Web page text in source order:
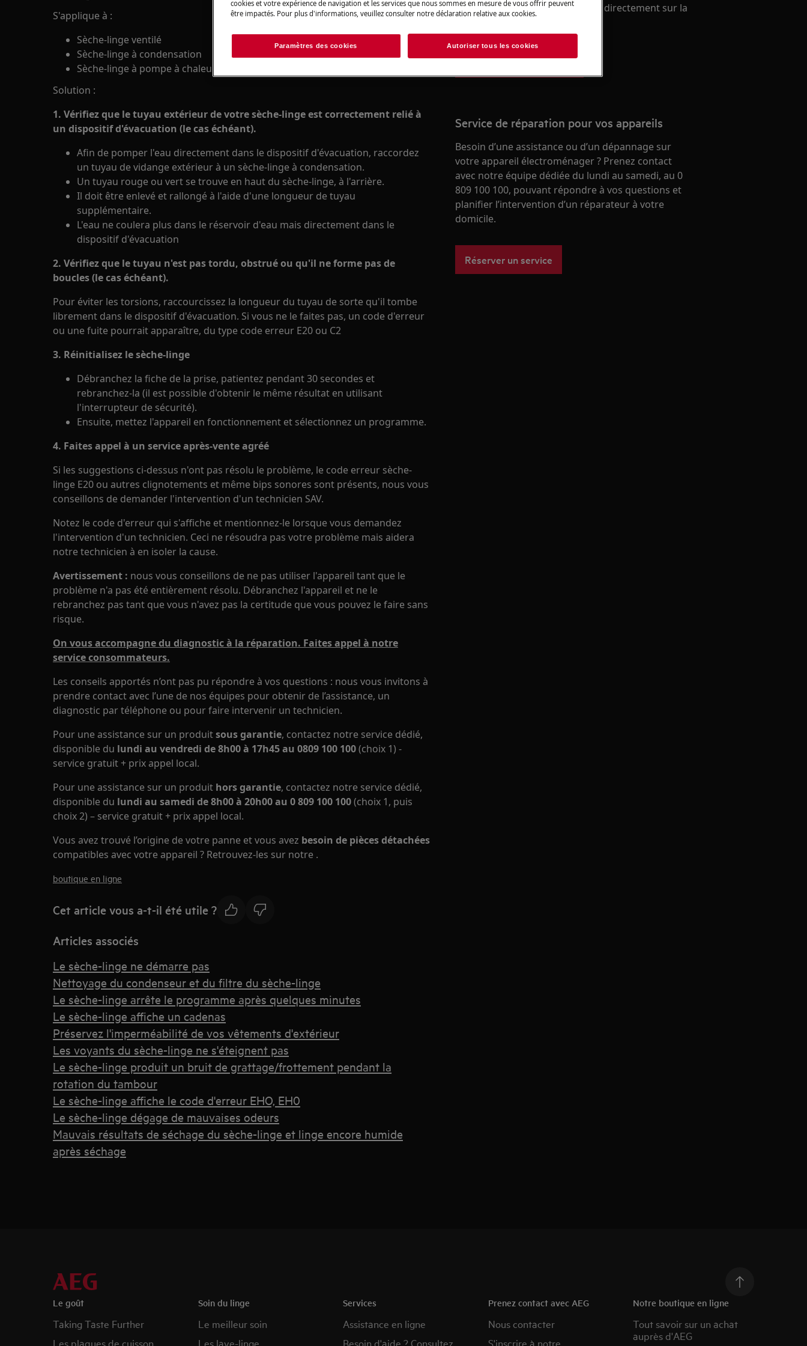
S'applique à :
Sèche-linge ventilé
Sèche-linge à condensation
Sèche-linge à pompe à chaleur
Solution :
1. Vérifiez que le tuyau extérieur de votre sèche-linge est correctement relié à
un dispositif d'évacuation (le cas échéant).
Afin de pomper l'eau directement dans le dispositif d'évacuation, raccordez
un tuyau de vidange extérieur à un sèche-linge à condensation.
Un tuyau rouge ou vert se trouve en haut du sèche-linge, à l'arrière.
Il doit être enlevé et rallongé à l'aide d'une longueur de tuyau
supplémentaire.
L'eau ne coulera plus dans le réservoir d'eau mais directement dans le
dispositif d'évacuation
2. Vérifiez que le tuyau n'est pas tordu, obstrué ou qu'il ne forme pas de
boucles (le cas échéant).
Pour éviter les torsions, raccourcissez la longueur du tuyau de sorte qu'il tombe
librement dans le dispositif d'évacuation. Si vous ne le faites pas, un code d'erreur
ou une fuite pourrait apparaître, du type code erreur E20 ou C2
3. Réinitialisez le sèche-linge
Débranchez la fiche de la prise, patientez pendant 30 secondes et
rebranchez-la (il est possible d'obtenir le même résultat en utilisant
l'interrupteur de sécurité).
Ensuite, mettez l'appareil en fonctionnement et sélectionnez un programme.
4. Faites appel à un service après-vente agréé
Si les suggestions ci-dessus n'ont pas résolu le problème, le code erreur sèche-
linge E20 ou autres clignotements et même bips sonores sont présents, nous vous
conseillons de demander l'intervention d'un technicien SAV.
Notez le code d'erreur qui s'affiche et mentionnez-le lorsque vous demandez
l'intervention d'un technicien. Ceci ne résoudra pas votre problème mais aidera
notre technicien à en isoler la cause.
Avertissement : nous vous conseillons de ne pas utiliser l'appareil tant que le
problème n'a pas été entièrement résolu. Débranchez l'appareil et ne le
rebranchez pas tant que vous n'avez pas la certitude que vous pouvez le faire sans
risque.
On vous accompagne du diagnostic à la réparation. Faites appel à notre
service consommateurs.
Les conseils apportés n’ont pas pu répondre à vos questions : nous vous invitons à
prendre contact avec l’une de nos équipes pour obtenir de l’assistance, un
diagnostic par téléphone ou pour faire intervenir un technicien.
Pour une assistance sur un produitsous garantie, contactez notre service dédié,
disponible du lundi au vendredi de 8h00 à 17h45 au 0809 100 100(choix 1) -
service gratuit + prix appel local.
Pour une assistance sur un produit hors garantie, contactez notre service dédié,
disponible du lundi au samedi de 8h00 à 20h00 au 0 809 100 100(choix 1, puis
choix 2) – service gratuit + prix appel local.
Vous avez trouvé l’origine de votre panne et vous avez besoin de pièces détachées
compatibles avec votre appareil ? Retrouvez-les sur notre .
boutique en ligne
Cet article vous a-t-il été utile ?
Articles associés
Le sèche-linge ne démarre pas
Nettoyage du condenseur et du filtre du sèche-linge
Le sèche-linge arrête le programme après quelques minutes
Le sèche-linge affiche un cadenas
Préservez l'imperméabilité de vos vêtements d'extérieur
Les voyants du sèche-linge ne s'éteignent pas
Le sèche-linge produit un bruit de grattage/frottement pendant la
rotation du tambour
Le sèche-linge affiche le code d'erreur EHO, EH0
Le sèche-linge dégage de mauvaises odeurs
Mauvais résultats de séchage du sèche-linge et linge encore humide
après séchage
besoins, du quotidien. A acheter directement sur la
Vers la boutique en ligne
Service de réparation pour vos appareils
Besoin d’une assistance ou d’un dépannage sur
votre appareil électroménager ? Prenez contact
avec notre équipe dédiée du lundi au samedi, au 0
809 100 100, pouvant répondre à vos questions et
planifier l’intervention d’un réparateur à votre
domicile.
Réserver un service
Le goût
Taking Taste Further
Les plaques de cuisson
Soin du linge
Le meilleur soin
Les lave-linge
Services
Assistance en ligne
Besoin d'aide ? Consultez
Prenez contact avec AEG
Nous contacter
S'inscrire à notre
Notre boutique en ligne
Tout savoir sur un achat
auprès d'AEG
cookies et votre expérience de navigation et les services que nous sommes en mesure de vous offrir peuvent
être impactés. Pour plus d'informations, veuillez consulter notre déclaration relative aux cookies.
Paramètres des cookies Autoriser tous les cookies